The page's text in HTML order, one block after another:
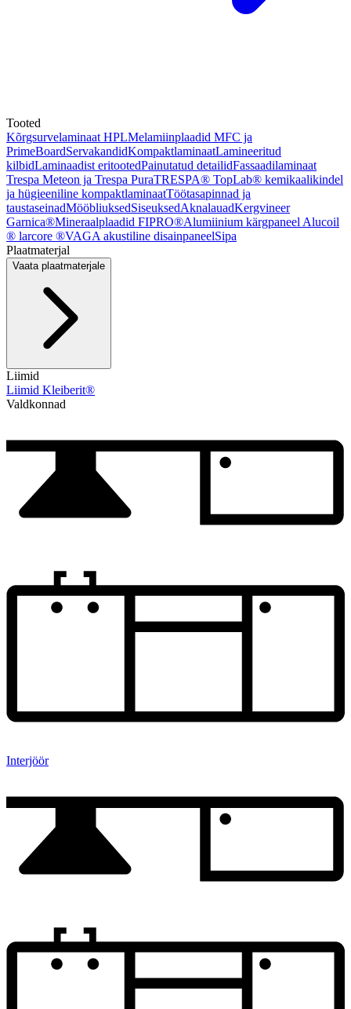
Tooted
Kõrgsurvelaminaat HPLMelamiinplaadid MFC ja
PrimeBoardServakandidKompaktlaminaatLamineeritud
kilbidLaminaadist eritootedPainutatud detailidFassaadilaminaat
Trespa Meteon ja Trespa PuraTRESPA® TopLab® kemikaalikindel
ja hügieeniline kompaktlaminaatTöötasapinnad ja
taustaseinadMööbliuksedSiseuksedAknalauadKergvineer
Garnica®Mineraalplaadid FIPRO®Alumiinium kärgpaneel Alucoil
® larcore ®VAGA akustiline disainpaneelSipa
Plaatmaterjal
Vaata plaatmaterjale
Liimid
Liimid Kleiberit®
Valdkonnad
Interjöör